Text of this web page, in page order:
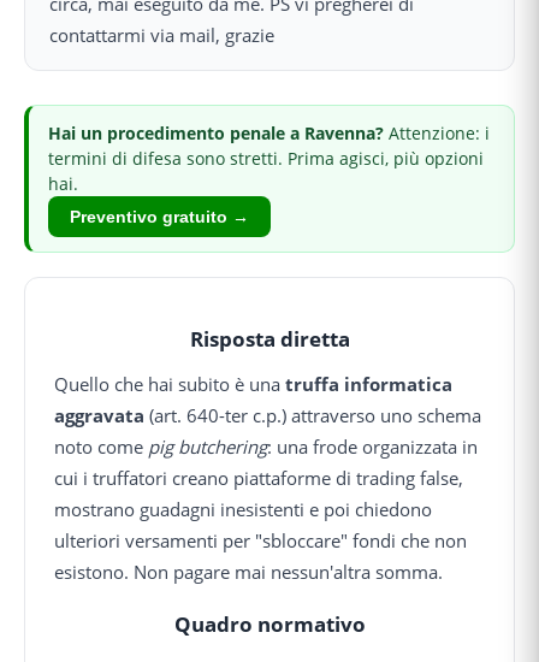
contattarmi via mail, grazie
Hai un procedimento penale a Ravenna? Attenzione: i
termini di difesa sono stretti. Prima agisci, più opzioni
hai.
Preventivo gratuito →
Risposta diretta
Quello che hai subito è una truffa informatica
aggravata (art. 640-ter c.p.) attraverso uno schema
noto come pig butchering: una frode organizzata in
cui i truffatori creano piattaforme di trading false,
mostrano guadagni inesistenti e poi chiedono
ulteriori versamenti per "sbloccare" fondi che non
esistono. Non pagare mai nessun'altra somma.
Quadro normativo